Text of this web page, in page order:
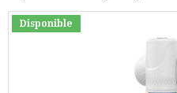
Disponible